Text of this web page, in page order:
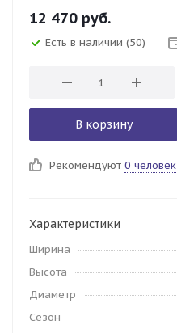
12 470 руб.
Есть в наличии (50)
В корзину
Рекомендуют 0 человек
Характеристики
Ширина
Высота
Диаметр
Сезон